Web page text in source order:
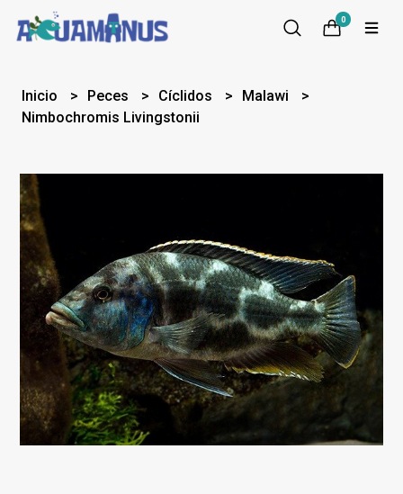
0
Inicio Peces Cíclidos
Malawi
Nimbochromis Livingstonii